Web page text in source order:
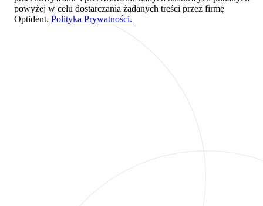
powyżej w celu dostarczania żądanych treści przez firmę
Optident. Polityka Prywatności.